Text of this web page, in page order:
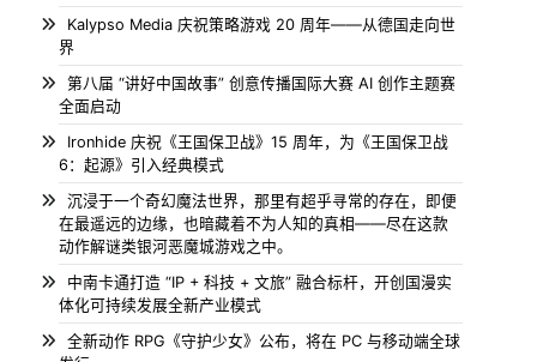
Kalypso Media 庆祝策略游戏 20 周年——从德国走向世
界
第八届 “讲好中国故事” 创意传播国际大赛 AI 创作主题赛
全面启动
Ironhide 庆祝《王国保卫战》15 周年，为《王国保卫战
6：起源》引入经典模式
沉浸于一个奇幻魔法世界，那里有超乎寻常的存在，即便
在最遥远的边缘，也暗藏着不为人知的真相——尽在这款
动作解谜类银河恶魔城游戏之中。
中南卡通打造 “IP + 科技 + 文旅” 融合标杆，开创国漫实
体化可持续发展全新产业模式
全新动作 RPG《守护少女》公布，将在 PC 与移动端全球